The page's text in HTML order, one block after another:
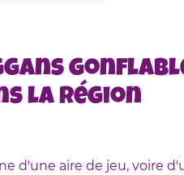
la région
d'une aire de jeu, voire